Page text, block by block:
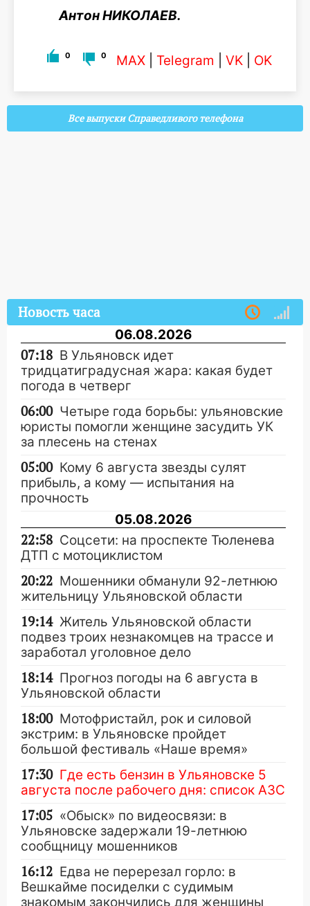
Антон НИКОЛАЕВ.
0 0 MAX Telegram VK OK
Все выпуски Справедливого телефона
Новость часа
06.08.2026
07:18 В Ульяновск идет
тридцатиградусная жара: какая будет
погода в четверг
06:00 Четыре года борьбы: ульяновские
юристы помогли женщине засудить УК
за плесень на стенах
05:00 Кому 6 августа звезды сулят
прибыль, а кому — испытания на
прочность
05.08.2026
22:58 Соцсети: на проспекте Тюленева
ДТП с мотоциклистом
20:22 Мошенники обманули 92-летнюю
жительницу Ульяновской области
19:14 Житель Ульяновской области
подвез троих незнакомцев на трассе и
заработал уголовное дело
18:14 Прогноз погоды на 6 августа в
Ульяновской области
18:00 Мотофристайл, рок и силовой
экстрим: в Ульяновске пройдет
большой фестиваль «Наше время»
17:30 Где есть бензин в Ульяновске 5
августа после рабочего дня: список АЗС
17:05 «Обыск» по видеосвязи: в
Ульяновске задержали 19-летнюю
сообщницу мошенников
16:12 Едва не перерезал горло: в
Вешкайме посиделки с судимым
знакомым закончились для женщины